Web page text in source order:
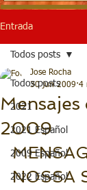
Entrada
Todos posts
2021
2021 Español
2009 Español
2022 Español
Todos posts
2009
Jose Rocha
30 jun 2009 4
NOSSA